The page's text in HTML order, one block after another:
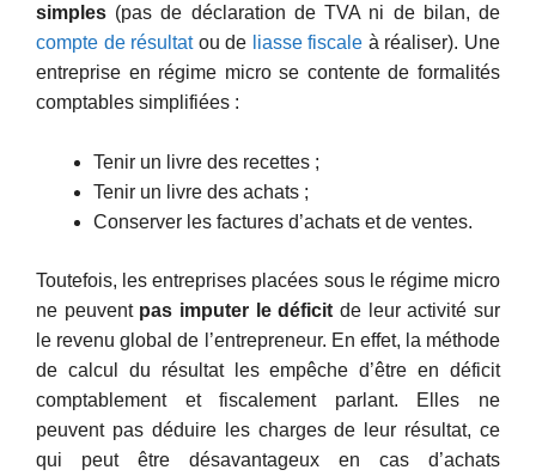
simples (pas de déclaration de TVA ni de bilan, de
compte de résultatou de liasse fiscale à réaliser). Une
entreprise en régime micro se contente de formalités
comptables simplifiées :
Tenir un livre des recettes ;
Tenir un livre des achats ;
Conserver les factures d’achats et de ventes.
Toutefois, les entreprises placées sous le régime micro
ne peuvent pas imputer le déficit de leur activité sur
le revenu global de l’entrepreneur. En effet, la méthode
de calcul du résultat les empêche d’être en déficit
comptablement et fiscalement parlant. Elles ne
peuvent pas déduire les charges de leur résultat, ce
qui peut être désavantageux en cas d’achats